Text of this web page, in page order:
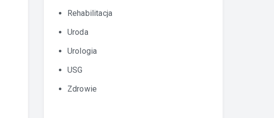
Rehabilitacja
Uroda
Urologia
USG
Zdrowie